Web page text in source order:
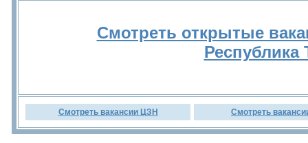
Смотреть открытые
Республика
Смотреть вакансии ЦЗН Смотреть